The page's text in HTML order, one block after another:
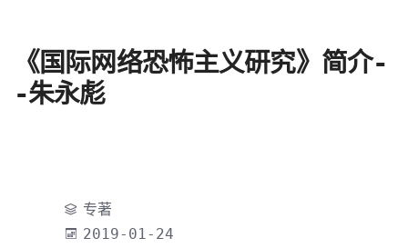
《国际网络恐怖主义研究》简介-
-朱永彪
专著
2019-01-24